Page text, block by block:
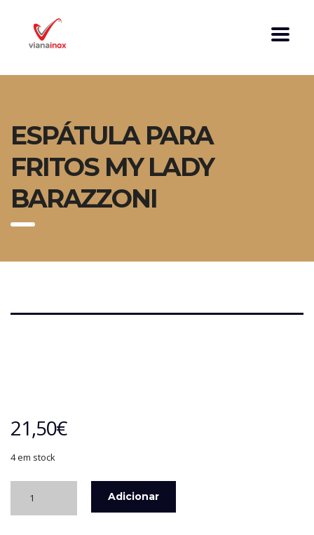
ESPÁTULA PARA
FRITOS MY LADY
BARAZZONI
21,50€
4 em stock
ESPÁTULA
Adicionar